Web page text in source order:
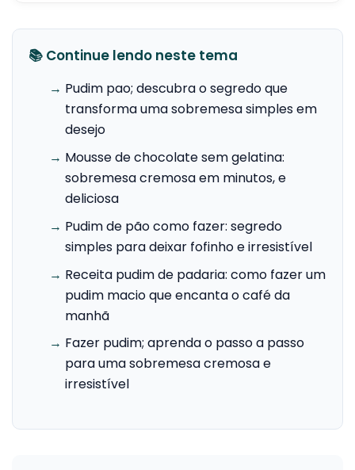
📚 Continue lendo neste tema
→ Pudim pao; descubra o segredo que
transforma uma sobremesa simples em
desejo
→ Mousse de chocolate sem gelatina:
sobremesa cremosa em minutos, e
deliciosa
→ Pudim de pão como fazer: segredo
simples para deixar fofinho e irresistível
→ Receita pudim de padaria: como fazer um
pudim macio que encanta o café da
manhã
→ Fazer pudim; aprenda o passo a passo
para uma sobremesa cremosa e
irresistível